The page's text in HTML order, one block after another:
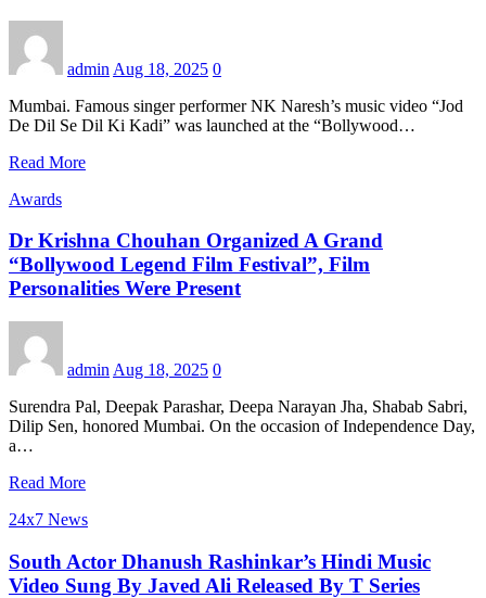
admin Aug 18, 2025 0
Mumbai. Famous singer performer NK Naresh’s music video “Jod
De Dil Se Dil Ki Kadi” was launched at the “Bollywood…
Read More
Awards
Dr Krishna Chouhan Organized A Grand
“Bollywood Legend Film Festival”, Film
Personalities Were Present
admin Aug 18, 2025 0
Surendra Pal, Deepak Parashar, Deepa Narayan Jha, Shabab Sabri,
Dilip Sen, honored Mumbai. On the occasion of Independence Day,
a…
Read More
24x7 News
South Actor Dhanush Rashinkar’s Hindi Music
Video Sung By Javed Ali Released By T Series